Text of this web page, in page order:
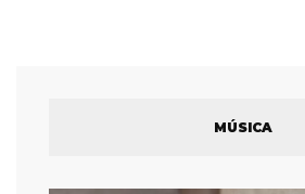
MÚSICA